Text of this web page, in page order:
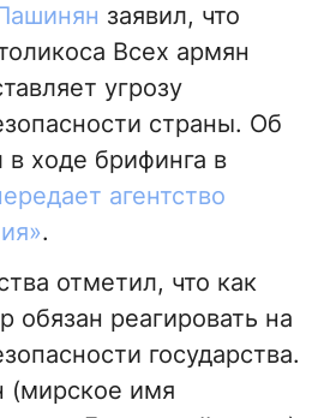
заявил, что
Всех армян
угрозу
страны. Об
ходе брифинга в
агентство
.
отметил, что как
обязан реагировать на
государства.
(мирское имя